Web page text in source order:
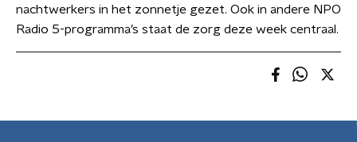
nachtwerkers in het zonnetje gezet. Ook in andere NPO
Radio 5-programma’s staat de zorg deze week centraal.